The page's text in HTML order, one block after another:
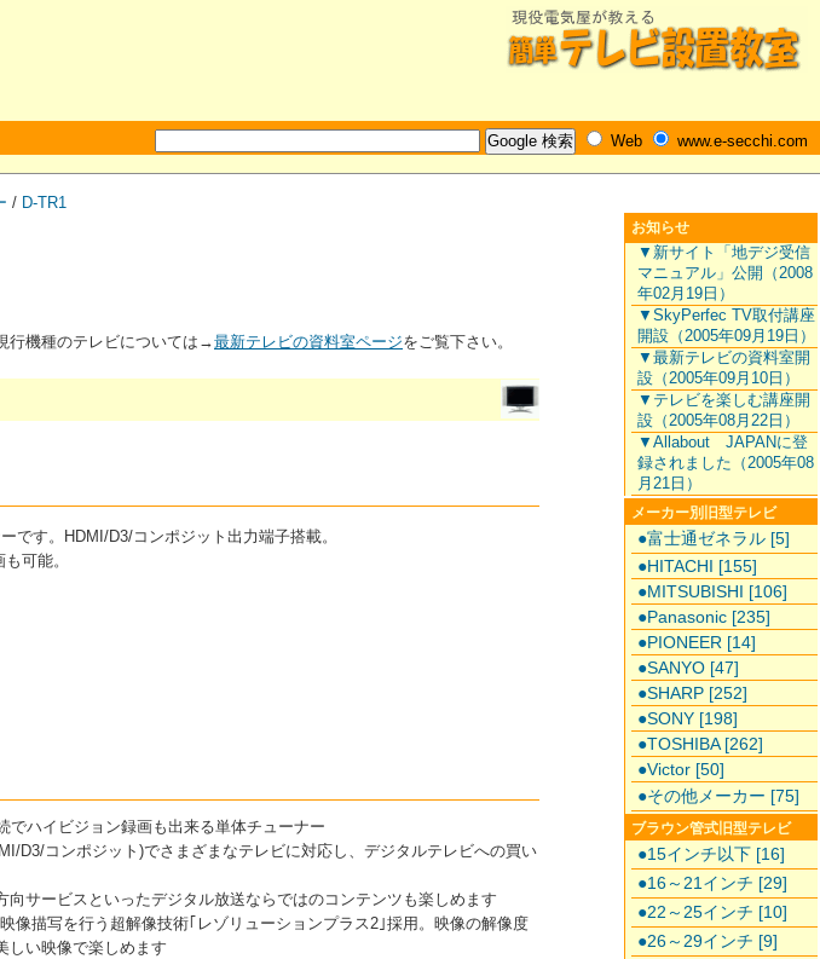
Web www.e-secchi.com
/ D-TR1
行機種のテレビについては→最新テレビの資料室ページをご覧下さい。
です。HDMI/D3/コンポジット出力端子搭載。
可能。
でハイビジョン録画も出来る単体チューナー
D3/コンポジット)でさまざまなテレビに対応し、デジタルテレビへの買い
サービスといったデジタル放送ならではのコンテンツも楽しめます
像描写を行う超解像技術｢レゾリューションプラス2｣採用。映像の解像度
しい映像で楽しめます
お知らせ
▼新サイト「地デジ受信
マニュアル」公開（2008
年02月19日）
▼SkyPerfec TV取付講座
開設（2005年09月19日）
▼最新テレビの資料室開
設（2005年09月10日）
▼テレビを楽しむ講座開
設（2005年08月22日）
▼Allabout JAPANに登
録されました（2005年08
月21日）
メーカー別旧型テレビ
●富士通ゼネラル [5]
●HITACHI [155]
●MITSUBISHI [106]
●Panasonic [235]
●PIONEER [14]
●SANYO [47]
●SHARP [252]
●SONY [198]
●TOSHIBA [262]
●Victor [50]
●その他メーカー [75]
ブラウン管式旧型テレビ
●15インチ以下 [16]
●16～21インチ [29]
●22～25インチ [10]
●26～29インチ [9]